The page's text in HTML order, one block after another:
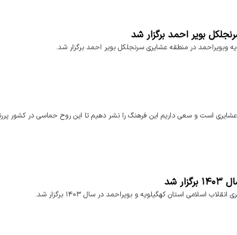
بویر احمد برگزار شد
وبویراحمد در منطقه عشایری سرنجلکل بویر احمد برگزار شد.
است و سعی داریم این فرهنگ را نشر دهیم تا این روح حماسی در کشور
شد
استان کهگیلویه و بویراحمد در سال ۱۴۰۳ برگزار شد.